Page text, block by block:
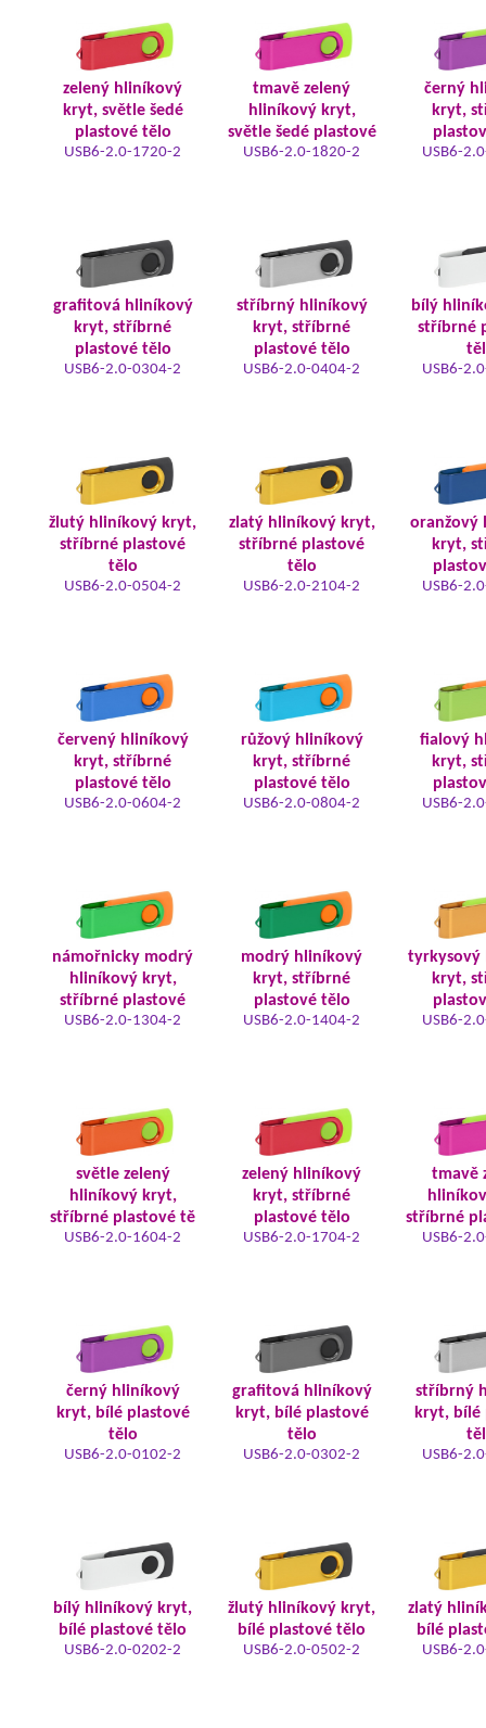
zelený hliníkový
kryt, světle šedé
plastové tělo
USB6-2.0-1720-2
tmavě zelený
hliníkový kryt,
světle šedé plastové
USB6-2.0-1820-2
černý
kryt,
USB6-
grafitová hliníkový
kryt, stříbrné
plastové tělo
USB6-2.0-0304-2
stříbrný hliníkový
kryt, stříbrné
plastové tělo
USB6-2.0-0404-2
bílý
stříbrné
USB6-
žlutý hliníkový kryt,
stříbrné plastové
tělo
USB6-2.0-0504-2
zlatý hliníkový kryt,
stříbrné plastové
tělo
USB6-2.0-2104-2
oranžový
kryt,
USB6-
červený hliníkový
kryt, stříbrné
plastové tělo
USB6-2.0-0604-2
růžový hliníkový
kryt, stříbrné
plastové tělo
USB6-2.0-0804-2
fialový
kryt,
USB6-
námořnicky modrý
hliníkový kryt,
stříbrné plastové
USB6-2.0-1304-2
modrý hliníkový
kryt, stříbrné
plastové tělo
USB6-2.0-1404-2
tyrkysový
kryt,
USB6-
světle zelený
hliníkový kryt,
stříbrné plastové tě
USB6-2.0-1604-2
zelený hliníkový
kryt, stříbrné
plastové tělo
USB6-2.0-1704-2
tmavě
stříbrné
USB6-
černý hliníkový
kryt, bílé plastové
tělo
USB6-2.0-0102-2
grafitová hliníkový
kryt, bílé plastové
tělo
USB6-2.0-0302-2
stříbrný
kryt, bílé
USB6-
bílý hliníkový kryt,
bílé plastové tělo
USB6-2.0-0202-2
žlutý hliníkový kryt,
bílé plastové tělo
USB6-2.0-0502-2
zlatý
bílé
USB6-